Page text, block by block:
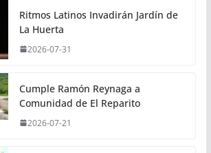
Ritmos Latinos Invadirán Jardín de
La Huerta
2026-07-31
Cumple Ramón Reynaga a
Comunidad de El Reparito
2026-07-21